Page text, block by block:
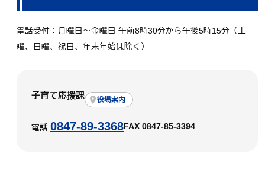
電話受付：月曜日～金曜日 午前8時30分から午後5時15分（土
曜、日曜、祝日、年末年始は除く）
子育て応援課 役場案内
電話 0847-89-3368FAX 0847-85-3394